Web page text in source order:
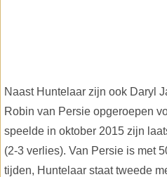
Naast Huntelaar zijn ook Daryl
Robin van Persie opgeroepen
speelde in oktober 2015 zijn
(2-3 verlies). Van Persie is met
tijden, Huntelaar staat tweede